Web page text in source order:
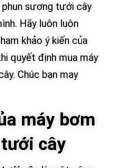
sương tưới cây
Hãy luôn luôn
khảo ý kiến của
quyết định mua máy
Chúc bạn may
máy bơm
cây